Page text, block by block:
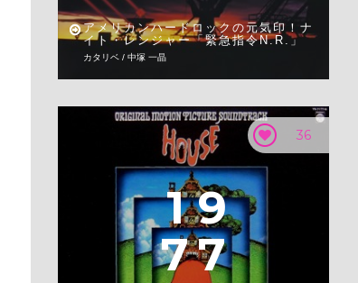
アメリカンハードロックの元気印！ナ
イト・レンジャー「緊急指令N.R.」
カタリベ / 中塚 一晶
36
1 9
77